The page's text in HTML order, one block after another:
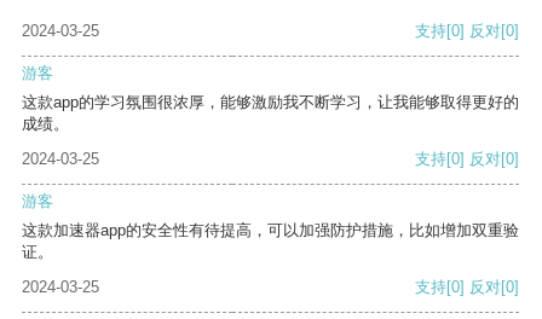
2024-03-25 支持[0] 反对[0]
游客
这款app的学习氛围很浓厚，能够激励我不断学习，让我能够取得更好的
成绩。
2024-03-25
支持[0] 反对[0]
游客
这款加速器app的安全性有待提高，可以加强防护措施，比如增加双重验
证。
2024-03-25
支持[0] 反对[0]